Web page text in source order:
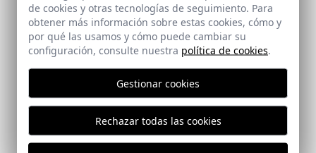
Suscríbete a nuestra Newsletter
de cookies y otras tecnologías de seguimiento. Para
obtener más información sobre estas cookies, cómo y
por qué las usamos y cómo puede cambiar su
configuración, consulte nuestra política de cookies.
Gestionar cookies
Rechazar todas las cookies